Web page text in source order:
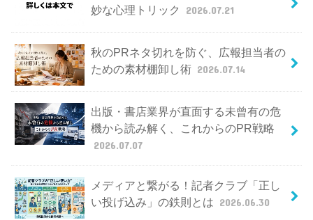
妙な心理トリック
2026.07.21
秋のPRネタ切れを防ぐ、広報担当者の
ための素材棚卸し術 2026.07.14
出版・書店業界が直面する未曾有の危
機から読み解く、これからのPR戦略
2026.07.07
メディアと繋がる！記者クラブ「正し
い投げ込み」の鉄則とは 2026.06.30